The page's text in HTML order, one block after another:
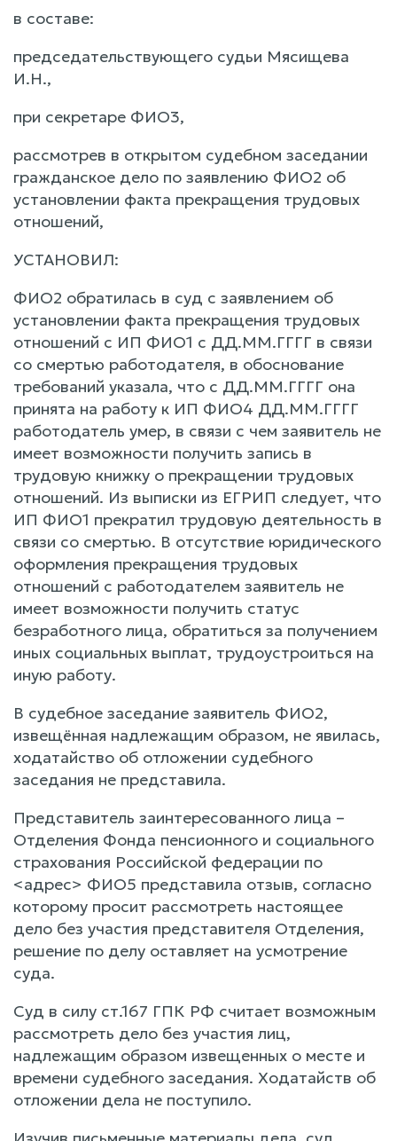
в составе:
председательствующего судьи Мясищева
И.Н.,
при секретаре ФИО3,
рассмотрев в открытом судебном заседании
гражданское дело по заявлению ФИО2 об
установлении факта прекращения трудовых
отношений,
УСТАНОВИЛ:
ФИО2 обратилась в суд с заявлением об
установлении факта прекращения трудовых
отношений с ИП ФИО1 с ДД.ММ.ГГГГ в связи
со смертью работодателя, в обоснование
требований указала, что с ДД.ММ.ГГГГ она
принята на работу к ИП ФИО4 ДД.ММ.ГГГГ
работодатель умер, в связи с чем заявитель не
имеет возможности получить запись в
трудовую книжку о прекращении трудовых
отношений. Из выписки из ЕГРИП следует, что
ИП ФИО1 прекратил трудовую деятельность в
связи со смертью. В отсутствие юридического
оформления прекращения трудовых
отношений с работодателем заявитель не
имеет возможности получить статус
безработного лица, обратиться за получением
иных социальных выплат, трудоустроиться на
иную работу.
В судебное заседание заявитель ФИО2,
извещённая надлежащим образом, не явилась,
ходатайство об отложении судебного
заседания не представила.
Представитель заинтересованного лица –
Отделения Фонда пенсионного и социального
страхования Российской федерации по
<адрес> ФИО5 представила отзыв, согласно
которому просит рассмотреть настоящее
дело без участия представителя Отделения,
решение по делу оставляет на усмотрение
суда.
Суд в силу ст.167 ГПК РФ считает возможным
рассмотреть дело без участия лиц,
надлежащим образом извещенных о месте и
времени судебного заседания. Ходатайств об
отложении дела не поступило.